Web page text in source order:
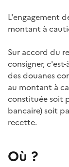
L'engagement
montant à
Sur accord du
consigner,
des douanes
au montant à
constituée soit
bancaire) soit
recette.
Où ?